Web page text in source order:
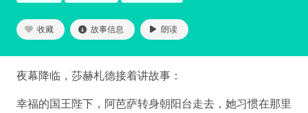
收藏 故事信息 朗读
夜幕降临，莎赫札德接着讲故事：
幸福的国王陛下，阿芭萨转身朝阳台走去，她习惯在那里